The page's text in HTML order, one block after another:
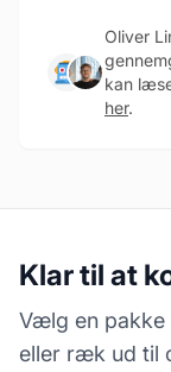
Oliver
kan
her.
Klar til at
Vælg en pakke
eller ræk ud til